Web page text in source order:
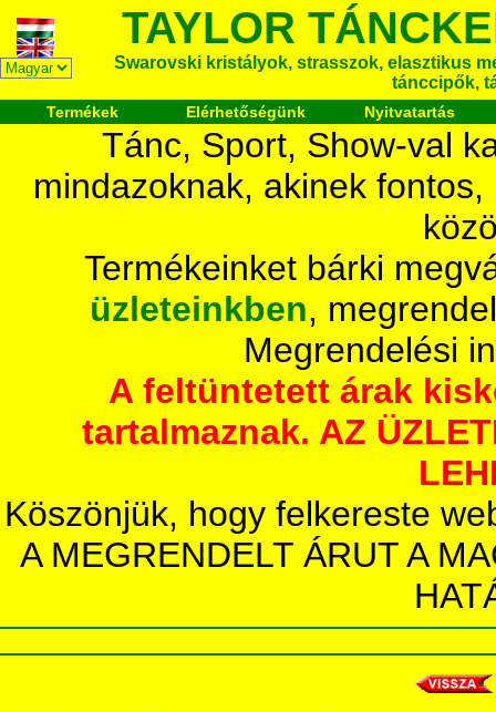
TAYLOR
Swarovski kristályok, strasszok, elasztikus
tánccipők,
Termékek Elérhetőségünk Nyitvatartás
Tánc, Sport, Show-val
mindazoknak, akinek
Termékeinket bárki
üzleteinkben,
Megrendelési
A feltüntetett árak
tartalmaznak. AZ
Köszönjük, hogy felkereste
A MEGRENDELT ÁRUT A